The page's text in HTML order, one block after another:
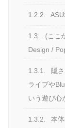
1.2.2.
1.3.
(ここ
Design /
1.3.1.
隠
ライブや
いう遊び心
1.3.2.
本